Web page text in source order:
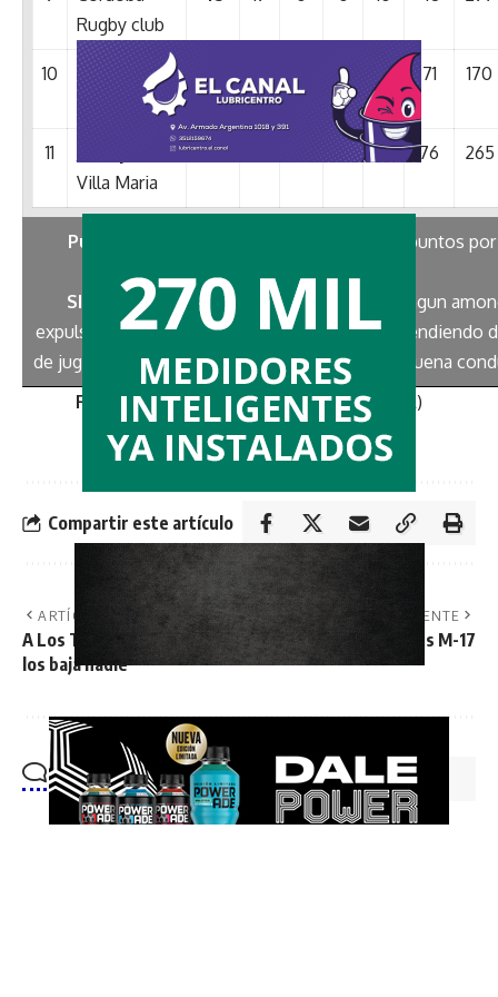
Rugby club
10 42 19 2 0 7 71 170
11
Villa Maria
38 0 8 76 265
Puntuación
: Puntos por partido ganado 2, puntos
SISTEMA DE BONUS : 1 punto bonus por ningun
expulsado, 1 punto bonus por los cambios, dependiendo
de jugadores fichados y otro punto bonus por buena
Fuente: Juan Martín Bustos Moyano (U.C.R)
www.cordobaxv.com.ar
Compartir este artículo
ARTÍCULO ANTERIOR
A Los Tordos y Mendoza no
los baja nadie
ARTÍCULO SIGUIENTE
Estadísticas Juveniles M-17
No hay comentarios